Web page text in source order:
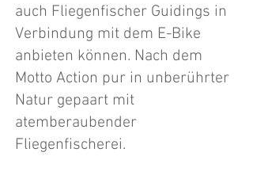
auch Fliegenfischer Guidings in
Verbindung mit dem E-Bike
anbieten können. Nach dem
Motto Action pur in unberührter
Natur gepaart mit
atemberaubender
Fliegenfischerei.